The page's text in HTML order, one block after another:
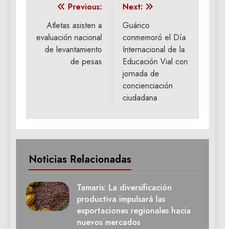
Navegación
de
entradas
Previous:
Atletas asisten a
evaluación nacional
de levantamiento
de pesas
Next:
Guárico
conmemoró el Día
Internacional de la
Educación Vial con
jornada de
concienciación
ciudadana
Noticias Relacionadas
Tamaris: La diversificación
productiva impulsará las
exportaciones regionales hacia
nuevos mercados